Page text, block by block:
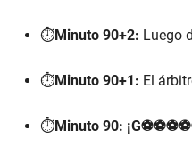
⏱️Minuto 90+2: Luego
⏱️Minuto 90+1: El
⏱️Minuto 90: